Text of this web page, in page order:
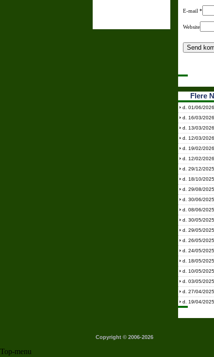
E-mail *
Website
Flere
d. 01/06/
d. 16/03/
d. 13/03/
d. 12/03/
d. 19/02/
d. 12/02/
d. 29/12/
d. 18/10/
d. 29/08/
d. 30/06/
d. 08/06/
d. 30/05/
d. 29/05/
d. 26/05/
d. 24/05/
d. 18/05/
d. 10/05/
d. 03/05/
d. 27/04/
d. 19/04/
Copyright © 2006-2026
Top-menu